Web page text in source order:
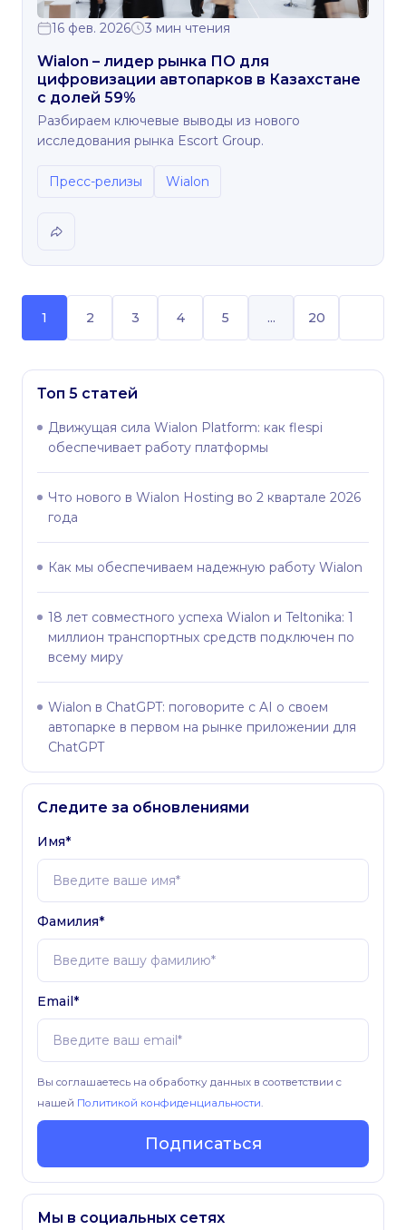
Топ 5 статей
Движущая сила Wialon Platform: как flespi
обеспечивает работу платформы
Что нового в Wialon Hosting во 2 квартале 2026
года
Как мы обеспечиваем надежную работу Wialon
18 лет совместного успеха Wialon и Teltonika: 1
миллион транспортных средств подключен по
всему миру
Wialon в ChatGPT: поговорите с AI о своем
автопарке в первом на рынке приложении для
ChatGPT
Следите за обновлениями
Имя*
Фамилия*
Email*
Вы соглашаетесь на обработку данных в соответствии с
нашей Политикой конфиденциальности
Подписаться
Мы в социальных сетях
16 фев. 2026 3 мин чтения
Wialon – лидер рынка ПО для
цифровизации автопарков в Казахстане
с долей 59%
Разбираем ключевые выводы из нового
исследования рынка Escort Group.
Пресс-релизы Wialon
1 2 3 4 5 ... 20